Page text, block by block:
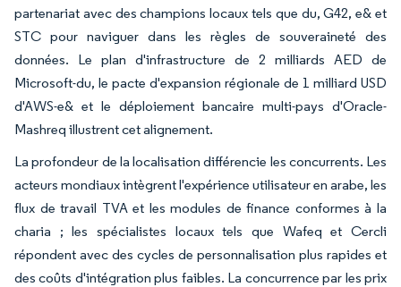
partenariat avec des champions locaux tels que du, G42, e& et
STC pour naviguer dans les règles de souveraineté des
données. Le plan d'infrastructure de 2 milliards AED de
Microsoft-du, le pacte d'expansion régionale de 1 milliard USD
d'AWS-e& et le déploiement bancaire multi-pays d'Oracle-
Mashreq illustrent cet alignement.
La profondeur de la localisation différencie les concurrents. Les
acteurs mondiaux intègrent l'expérience utilisateur en arabe, les
flux de travail TVA et les modules de finance conformes à la
charia ; les spécialistes locaux tels que Wafeq et Cercli
répondent avec des cycles de personnalisation plus rapides et
des coûts d'intégration plus faibles. La concurrence par les prix